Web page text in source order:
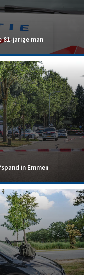
jarige man
in Emmen